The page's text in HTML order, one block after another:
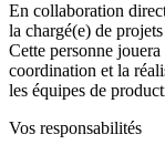
En collaboration
la chargé(e) de
Cette personne
coordination et la
les équipes de
Vos responsabilités